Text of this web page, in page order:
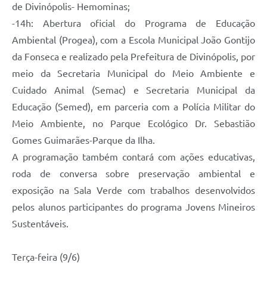
de Divinópolis- Hemominas;
-14h: Abertura oficial do Programa de Educação
Ambiental (Progea), com a Escola Municipal João Gontijo
da Fonseca e realizado pela Prefeitura de Divinópolis, por
meio da Secretaria Municipal do Meio Ambiente e
Cuidado Animal (Semac) e Secretaria Municipal da
Educação (Semed), em parceria com a Polícia Militar do
Meio Ambiente, no Parque Ecológico Dr. Sebastião
Gomes Guimarães-Parque da Ilha.
A programação também contará com ações educativas,
roda de conversa sobre preservação ambiental e
exposição na Sala Verde com trabalhos desenvolvidos
pelos alunos participantes do programa Jovens Mineiros
Sustentáveis.
Terça-feira (9/6)